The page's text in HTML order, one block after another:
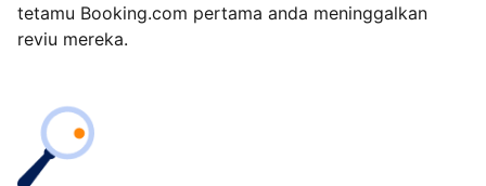
tetamu Booking.com pertama anda meninggalkan
reviu mereka.